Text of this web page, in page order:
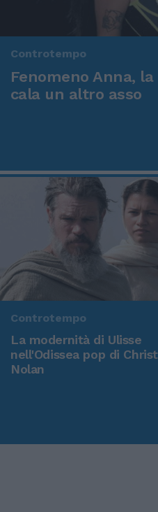
Controtempo
Fenomeno Anna,
cala un altro asso
Controtempo
La modernità di Ulisse
nell'Odissea pop di
Nolan